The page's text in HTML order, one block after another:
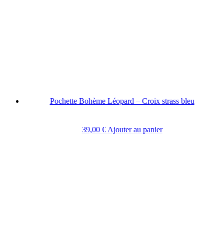
Pochette Bohème Léopard – Croix strass bleu
39,00 € Ajouter au panier